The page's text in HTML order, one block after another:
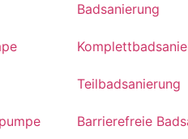
Badsanierung
Teilbadsanierung
Barrierefreie